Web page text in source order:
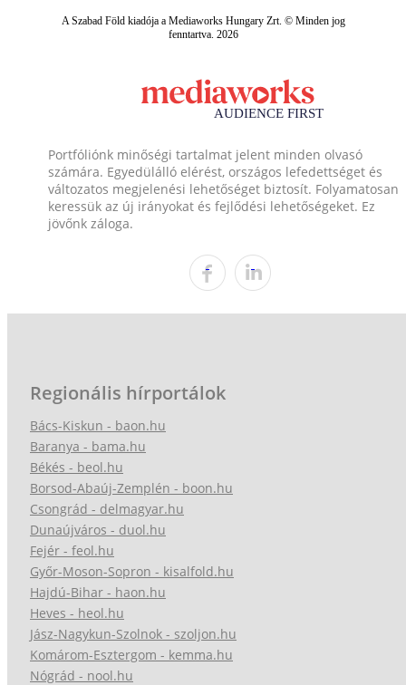
A Szabad Föld kiadója a Mediaworks Hungary Zrt. © Minden jog
fenntartva. 2026
Portfóliónk minőségi tartalmat jelent minden olvasó
számára. Egyedülálló elérést, országos lefedettséget és
változatos megjelenési lehetőséget biztosít. Folyamatosan
keressük az új irányokat és fejlődési lehetőségeket. Ez
jövőnk záloga.
Regionális hírportálok
Bács-Kiskun - baon.hu
Baranya - bama.hu
Békés - beol.hu
Borsod-Abaúj-Zemplén - boon.hu
Csongrád - delmagyar.hu
Dunaújváros - duol.hu
Fejér - feol.hu
Győr-Moson-Sopron - kisalfold.hu
Hajdú-Bihar - haon.hu
Heves - heol.hu
Jász-Nagykun-Szolnok - szoljon.hu
Komárom-Esztergom - kemma.hu
Nógrád - nool.hu